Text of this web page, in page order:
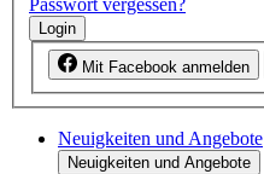
Login
Mit Facebook anmelden
Neuigkeiten und Angebote
Neuigkeiten und Angebote